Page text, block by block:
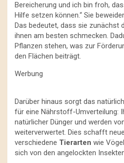
Bereicherung und ich bin froh,
Hilfe setzen können.“ Sie
Das bedeutet, dass sie zunächst
ihnen am besten schmecken.
Pflanzen stehen, was zur
den Flächen beiträgt.
Werbung
Darüber hinaus sorgt das
für eine Nährstoff-Umverteilung:
natürlicher Dünger und werden
weiterverwertet. Dies schafft
verschiedene Tierarten wie
sich von den angelockten